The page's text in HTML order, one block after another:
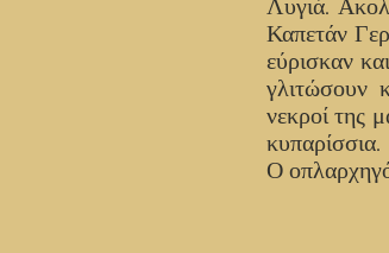
Λυγιά.
Καπετάν
εύρισκαν
γλιτώσουν
νεκροί της
κυπαρίσσια.
Ο